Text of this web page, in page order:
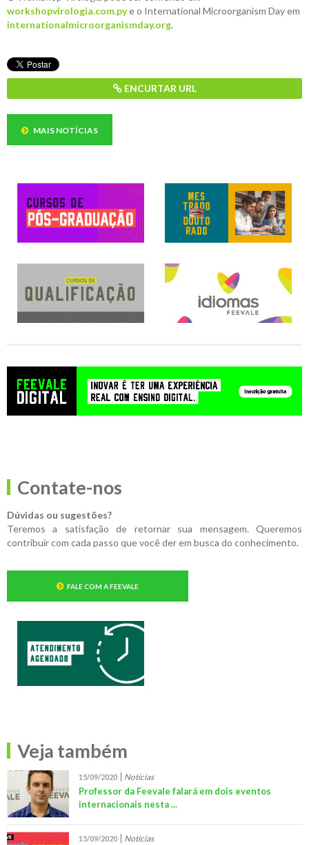
workshopvirologia.com.pye o International Microorganism Day em
internationalmicroorganismday.org.
ENCURTAR URL
MAIS NOTÍCIAS
Contate-nos
Dúvidas ou sugestões?
Teremos a satisfação de retornar sua mensagem. Queremos
contribuir com cada passo que você der em busca do conhecimento.
FALE COM A FEEVALE
Veja também
15/09/2020 Notícias
Professor da Feevale falará em dois eventos
internacionais nesta ...
15/09/2020 Notícias